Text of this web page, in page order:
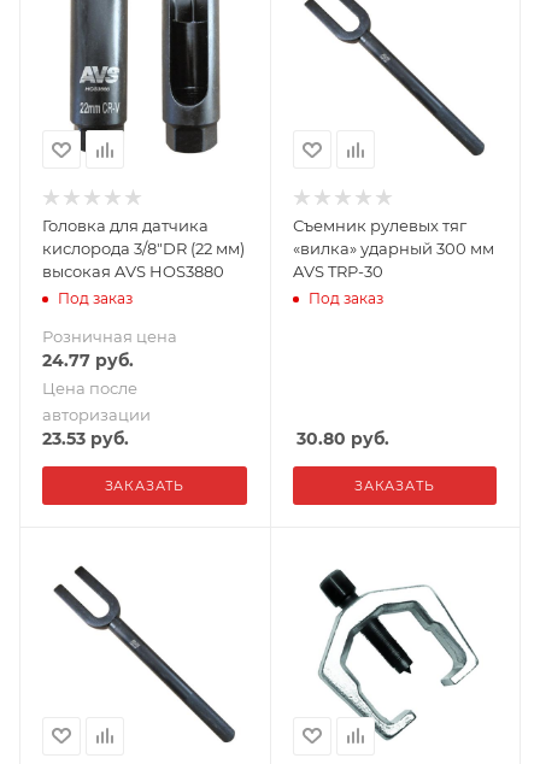
Головка для датчика
кислорода 3/8"DR (22 мм)
высокая AVS HOS3880
Под заказ
Розничная цена
24.77 руб.
Цена после
авторизации
23.53 руб.
ЗАКАЗАТЬ
Съемник рулевых тяг
«вилка» ударный 300 мм
AVS TRP-30
Под заказ
30.80 руб.
ЗАКАЗАТЬ